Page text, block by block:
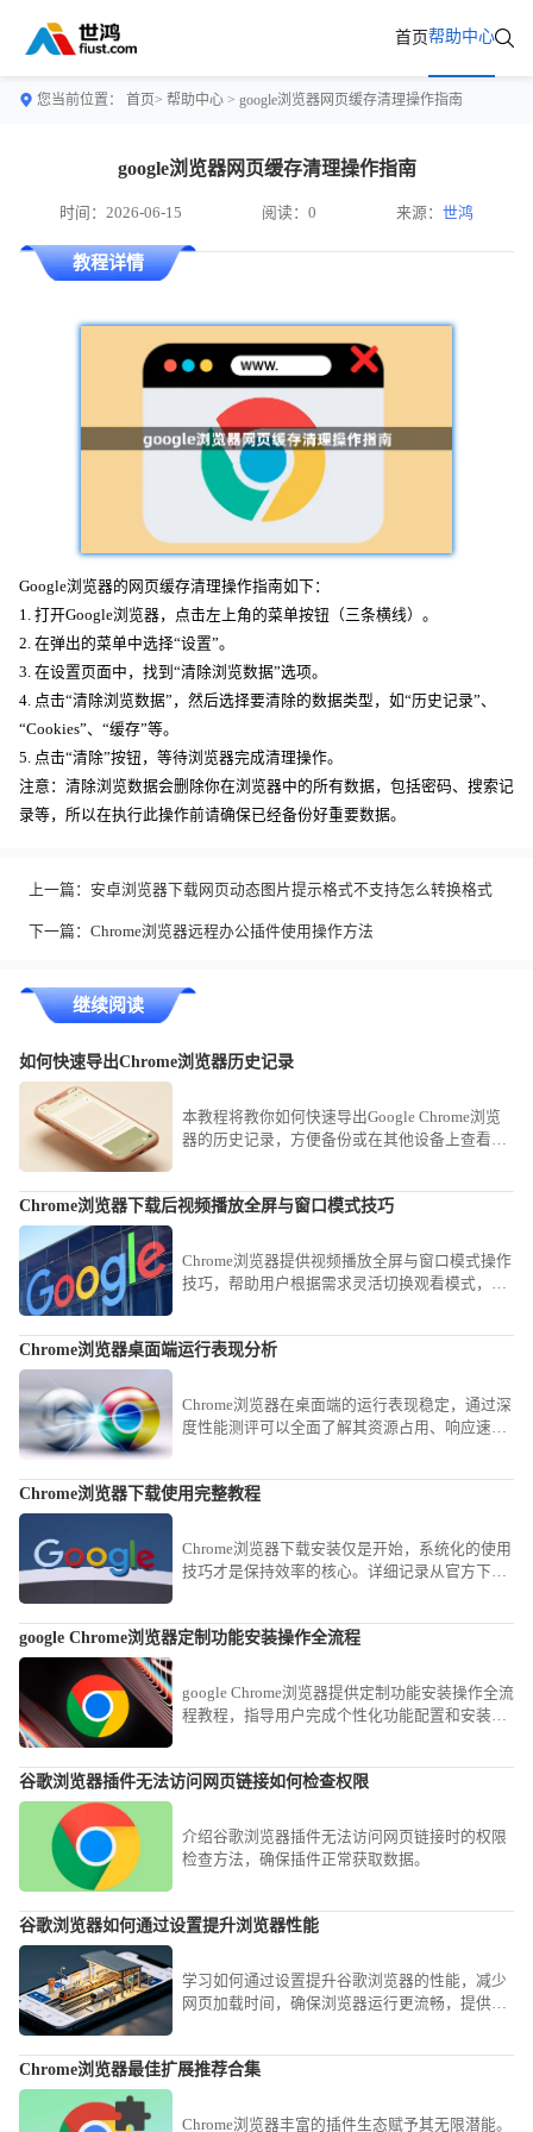
首页帮助中心
您当前位置： 首页> 帮助中心 > google浏览器网页缓存清理操作指南
google浏览器网页缓存清理操作指南
时间：2026-06-15 阅读：0 来源：世鸿
教程详情
Google浏览器的网页缓存清理操作指南如下：
1. 打开Google浏览器，点击左上角的菜单按钮（三条横线）。
2. 在弹出的菜单中选择“设置”。
3. 在设置页面中，找到“清除浏览数据”选项。
4. 点击“清除浏览数据”，然后选择要清除的数据类型，如“历史记录”、
“Cookies”、“缓存”等。
5. 点击“清除”按钮，等待浏览器完成清理操作。
注意：清除浏览数据会删除你在浏览器中的所有数据，包括密码、搜索记
录等，所以在执行此操作前请确保已经备份好重要数据。
上一篇： 安卓浏览器下载网页动态图片提示格式不支持怎么转换格式
下一篇： Chrome浏览器远程办公插件使用操作方法
继续阅读
如何快速导出Chrome浏览器历史记录
本教程将教你如何快速导出Google Chrome浏览
器的历史记录，方便备份或在其他设备上查看浏
Chrome浏览器下载后视频播放全屏与窗口模式技巧
Chrome浏览器提供视频播放全屏与窗口模式操作
技巧，帮助用户根据需求灵活切换观看模式，提
Chrome浏览器桌面端运行表现分析
Chrome浏览器在桌面端的运行表现稳定，通过深
度性能测评可以全面了解其资源占用、响应速度
Chrome浏览器下载使用完整教程
Chrome浏览器下载安装仅是开始，系统化的使用
技巧才是保持效率的核心。详细记录从官方下载
在使用过程中能最大限度发挥软件优势，告别页
google Chrome浏览器定制功能安装操作全流程
google Chrome浏览器提供定制功能安装操作全流
程教程，指导用户完成个性化功能配置和安装，
谷歌浏览器插件无法访问网页链接如何检查权限
介绍谷歌浏览器插件无法访问网页链接时的权限
检查方法，确保插件正常获取数据。
谷歌浏览器如何通过设置提升浏览器性能
学习如何通过设置提升谷歌浏览器的性能，减少
网页加载时间，确保浏览器运行更流畅，提供更
Chrome浏览器最佳扩展推荐合集
Chrome浏览器丰富的插件生态赋予其无限潜能。